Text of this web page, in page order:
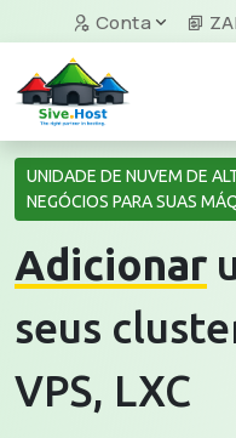
Conta
UNIDADE DE NUVEM DE
NEGÓCIOS PARA SUAS
Adicionar
seus
VPS, LXC